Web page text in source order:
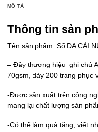
MÔ TẢ
Thông tin sản
Tên sản phẩm: Sổ DA CÀI
– Đây thương hiệu ghi chú
70gsm, dày 200 trang phục
-Được sản xuất trên công
mang lại chất lượng sản
-Có thể làm quà tặng, viết